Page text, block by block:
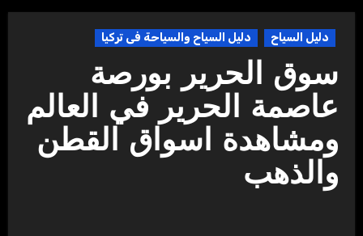
دليل السياح دليل السياح والسياحة فى تركيا
سوق الحرير بورصة
عاصمة الحرير في العالم
ومشاهدة اسواق القطن
والذهب